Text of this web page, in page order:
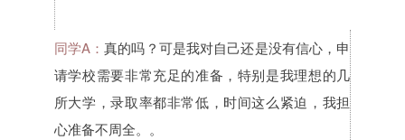
同学A：真的吗？可是我对自己还是没有信心，申
请学校需要非常充足的准备，特别是我理想的几
所大学，录取率都非常低，时间这么紧迫，我担
心准备不周全。。